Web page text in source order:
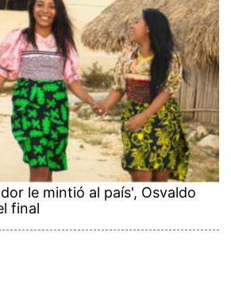
le mintió al país', Osvaldo
final